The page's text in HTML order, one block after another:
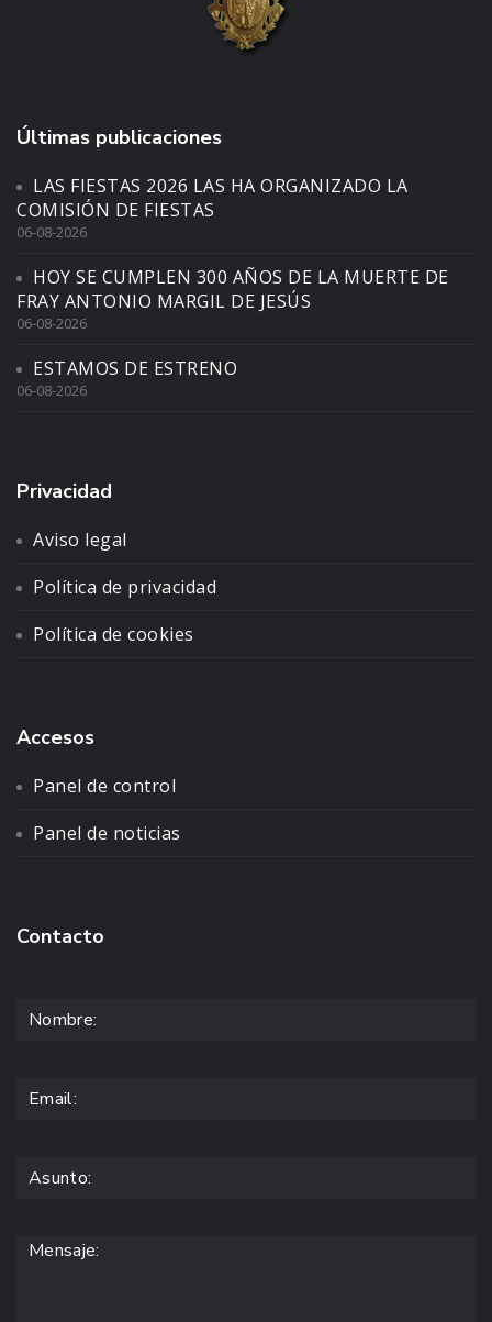
Últimas publicaciones
LAS FIESTAS 2026 LAS HA ORGANIZADO LA
COMISIÓN DE FIESTAS
06-08-2026
HOY SE CUMPLEN 300 AÑOS DE LA MUERTE DE
FRAY ANTONIO MARGIL DE JESÚS
06-08-2026
ESTAMOS DE ESTRENO
06-08-2026
Privacidad
Aviso legal
Política de privacidad
Política de cookies
Accesos
Panel de control
Panel de noticias
Contacto